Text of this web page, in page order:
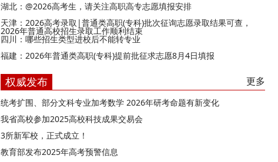
湖北：@2026高考生，请关注高职高专志愿填报安排
天津：2026高考录取|普通类高职(专科)批次征询志愿录取结果可查，
2026年普通高校招生录取工作顺利结束
四川：哪些招生类型进校后不能转专业
福建：2026年普通类高职(专科)提前批征求志愿8月4日填报
权威发布 更多
统考扩围、部分文科专业加考数学 2026年研考命题有新变化
我省高校参加2025高校科技成果交易会
3所新军校，正式成立！
教育部发布2025年高考预警信息